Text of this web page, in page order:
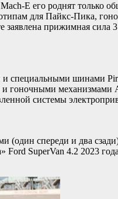
E его роднят только
для Пайкс-Пика,
прижимная сила
специальными шинами
гоночными
системы
(один спереди и два
SuperVan 4.2 2023